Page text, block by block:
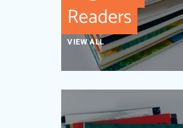
Readers
VIEW ALL